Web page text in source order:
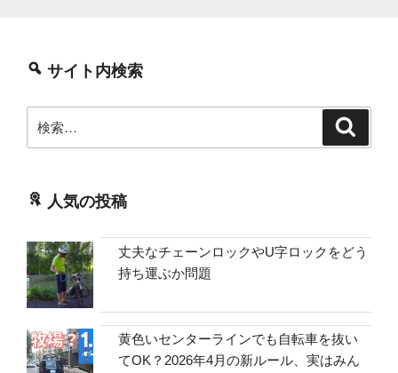
サイト内検索
索:
人気の投稿
丈夫なチェーンロックやU字ロックをどう
持ち運ぶか問題
黄色いセンターラインでも自転車を抜い
てOK？2026年4月の新ルール、実はみん